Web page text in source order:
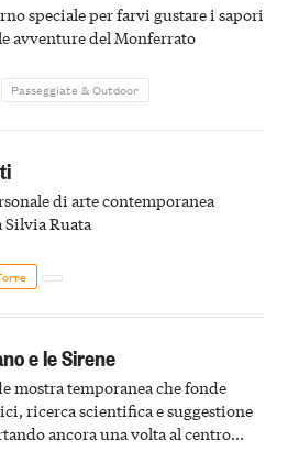
speciale per farvi gustare i sapori
avventure del Monferrato
Passeggiate & Outdoor
di arte contemporanea
Ruata
e le Sirene
mostra temporanea che fonde
ricerca scientifica e suggestione
ancora una volta al centro